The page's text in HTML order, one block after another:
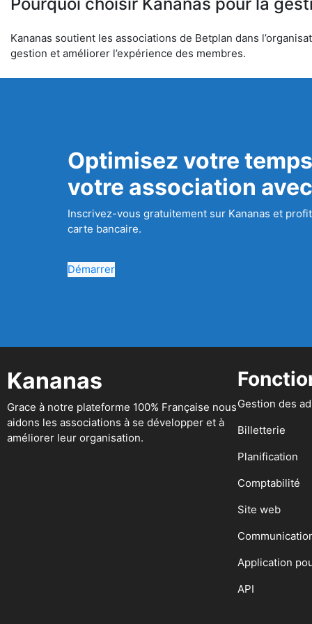
Kananas soutient les associations de Betplan dans
gestion et améliorer l’expérience des membres.
Optimisez votre
votre association
Inscrivez-vous gratuitement sur Kananas et
carte bancaire.
Démarrer
Kananas
Grace à notre plateforme 100% Française nous
aidons les associations à se développer et à
améliorer leur organisation.
Gestion des
Billetterie
Planification
Comptabilité
Site web
Application
API